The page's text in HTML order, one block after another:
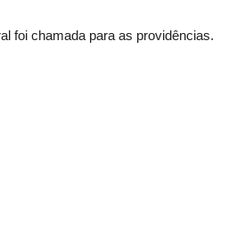
foi chamada para as providências.